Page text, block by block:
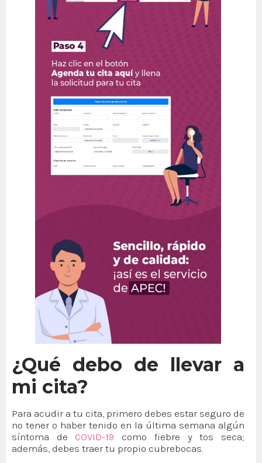
¿Qué debo de llevar a
mi cita?
Para acudir a tu cita, primero debes estar seguro de
no tener o haber tenido en la última semana algún
síntoma de COVID-19 como fiebre y tos seca;
además, debes traer tu propio cubrebocas.